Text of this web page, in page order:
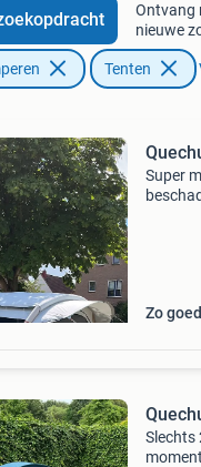
Ontvang
nieuwe
Tenten
Super
Zo
Slechts